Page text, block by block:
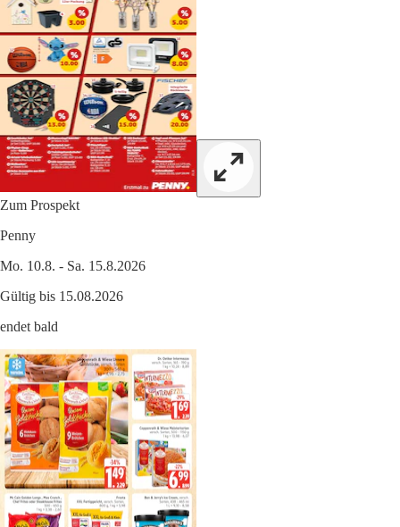
Zum Prospekt
Penny
Mo. 10.8. - Sa. 15.8.2026
Gültig bis 15.08.2026
endet bald